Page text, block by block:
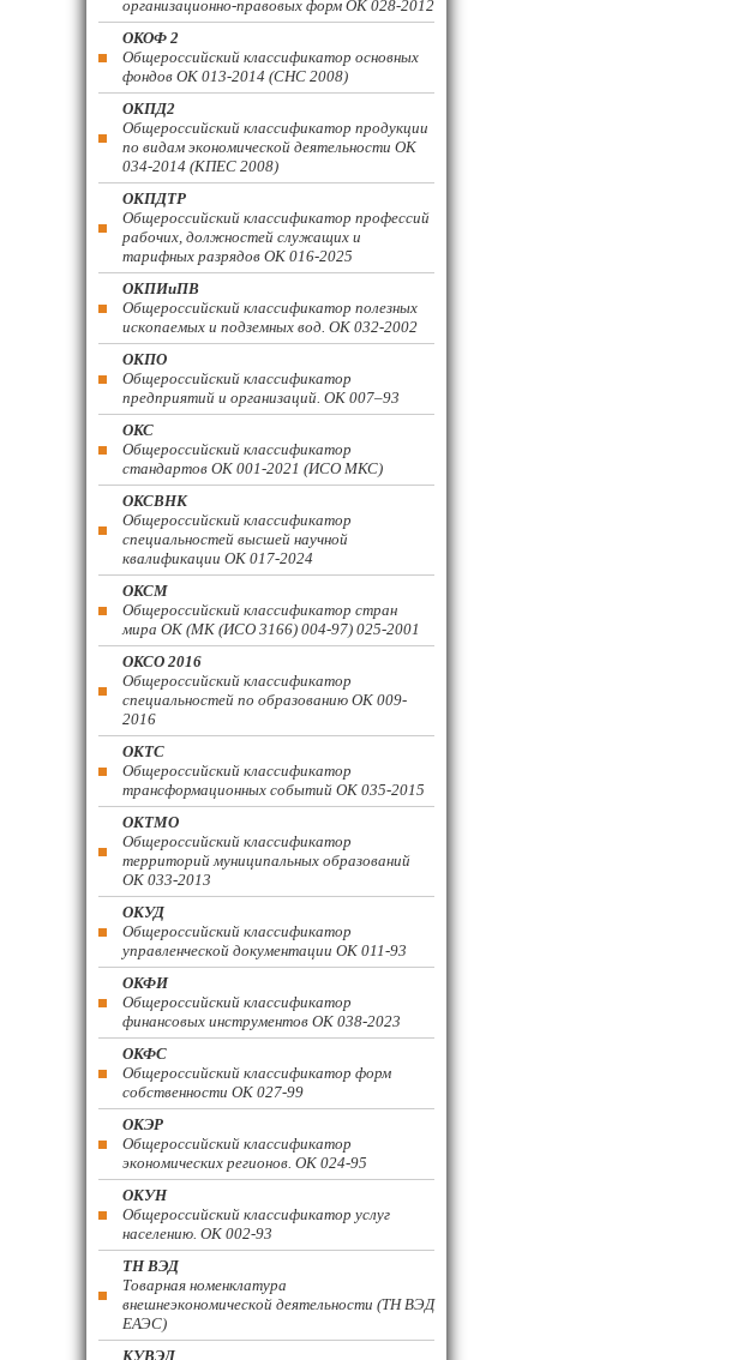
организационно-правовых форм ОК 028-2012
ОКОФ 2
Общероссийский классификатор основных
фондов ОК 013-2014 (СНС 2008)
ОКПД2
Общероссийский классификатор продукции
по видам экономической деятельности ОК
034-2014 (КПЕС 2008)
ОКПДТР
Общероссийский классификатор профессий
рабочих, должностей служащих и
тарифных разрядов ОК 016-2025
ОКПИиПВ
Общероссийский классификатор полезных
ископаемых и подземных вод. ОК 032-2002
ОКПО
Общероссийский классификатор
предприятий и организаций. ОК 007–93
ОКС
Общероссийский классификатор
стандартов ОК 001-2021 (ИСО МКС)
ОКСВНК
Общероссийский классификатор
специальностей высшей научной
квалификации ОК 017-2024
ОКСМ
Общероссийский классификатор стран
мира ОК (МК (ИСО 3166) 004-97) 025-2001
ОКСО 2016
Общероссийский классификатор
специальностей по образованию ОК 009-
2016
ОКТС
Общероссийский классификатор
трансформационных событий ОК 035-2015
ОКТМО
Общероссийский классификатор
территорий муниципальных образований
ОК 033-2013
ОКУД
Общероссийский классификатор
управленческой документации ОК 011-93
ОКФИ
Общероссийский классификатор
финансовых инструментов OK 038-2023
ОКФС
Общероссийский классификатор форм
собственности ОК 027-99
ОКЭР
Общероссийский классификатор
экономических регионов. ОК 024-95
ОКУН
Общероссийский классификатор услуг
населению. ОК 002-93
ТН ВЭД
Товарная номенклатура
внешнеэкономической деятельности (ТН ВЭД
ЕАЭС)
КУВЭД